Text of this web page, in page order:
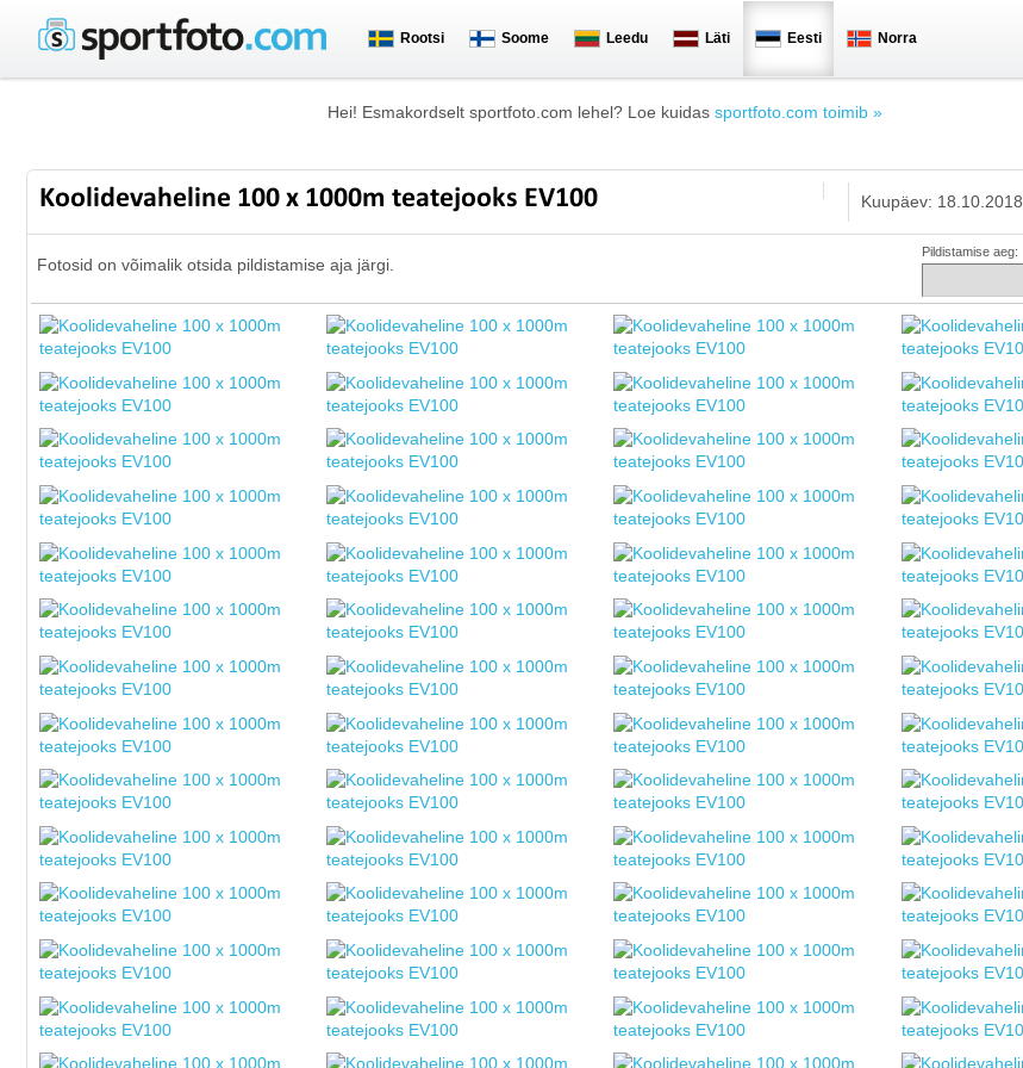
Rootsi Soome Leedu Läti Eesti Norra
Hei! Esmakordselt sportfoto.com lehel? Loe kuidas sportfoto.com toimib »
Koolidevaheline 100 x 1000m teatejooks EV100 Kuupäev: 18.10.2018
Fotosid on võimalik otsida pildistamise aja järgi.
Pildistamise aeg: